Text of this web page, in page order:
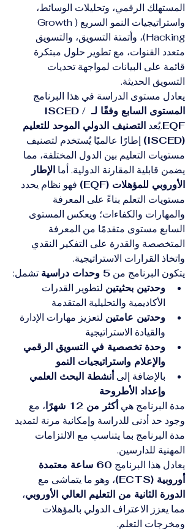
المستهلك الرقمي، وتحليلات الوسائط،
واستراتيجيات النمو السريع (Growth
Hacking)، وأتمتة التسويق، والتسويق
متعدد القنوات، مع تطوير حلول مبتكرة
قائمة على البيانات لمواجهة تحديات
التسويق الحديثة.
يعادل مستوى الدراسة في هذا البرنامج
المستوى السابع وفقًا لـ ISCED /
EQF.يُعد التصنيف الدولي الموحد للتعليم
(ISCED)
إطارًا عالميًا يُستخدم لتصنيف
مستويات التعليم بين الدول المختلفة، مما
يضمن قابلية المقارنة الدولية. أما الإطار
الأوروبي للمؤهلات (EQF)
فهو نظام يحدد
مستويات التعلم بناءً على المعرفة
والمهارات والكفاءات؛ ويعكس المستوى
السابع مستوى متقدمًا من المعرفة
المتخصصة والقدرة على التفكير النقدي
واتخاذ القرارات الاستراتيجية.
يتكون البرنامج من 5 وحدات دراسية
تشمل:
وحدتين بحثيتين لتطوير القدرات
الأكاديمية والتحليلية المتقدمة
وحدتين عامتين لتعزيز مهارات الإدارة
والقيادة الاستراتيجية
وحدة تخصصية في التسويق الرقمي
والإعلام واستراتيجيات النمو
بالإضافة إلى أنشطة البحث العلمي
وإعداد الأطروحة
مدة البرنامج هي أكثر من 12 شهرًا
، مع
وجود حد أدنى للدراسة وإمكانية مرنة لتمديد
مدة البرنامج بما يتناسب مع الالتزامات
المهنية للدارسين.
يعادل هذا البرنامج
60 ساعة معتمدة
أوروبية (ECTS)
، وهو ما يتماشى مع
الدورة الثانية من التعليم العالي الأوروبي،
مما يعزز الاعتراف الدولي بالمؤهلات
ومخرجات التعلم.